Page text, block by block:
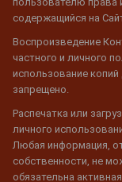
содержащийся на
Воспроизведение
частного и личного
использование копий
запрещено.
Распечатка или
личного
Любая информация,
собственности, не
обязательна